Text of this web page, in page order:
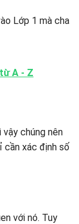
Lớp 1 mà cha
A - Z
chúng nên
cần xác định số
với nó. Tuy